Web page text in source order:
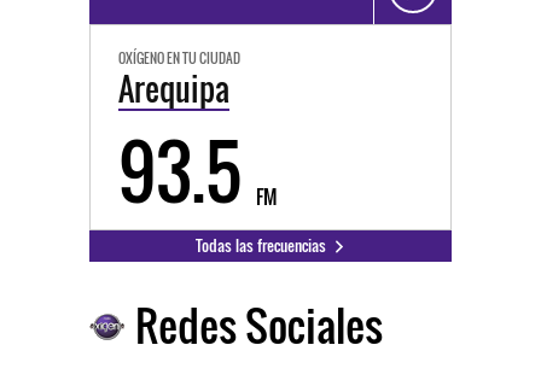
OXÍGENO EN TU CIUDAD
Arequipa
93.5 FM
Todas las frecuencias
Redes Sociales